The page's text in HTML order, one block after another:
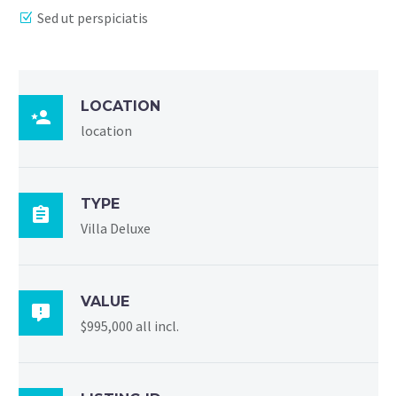
Sed ut perspiciatis

LOCATION
location

TYPE
Villa Deluxe

VALUE
$995,000 all incl.